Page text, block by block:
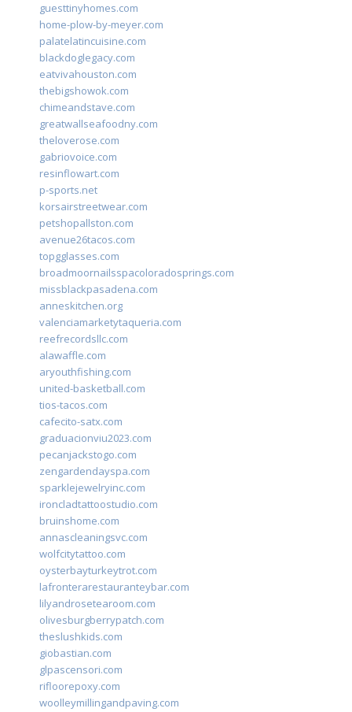
guesttinyhomes.com
home-plow-by-meyer.com
palatelatincuisine.com
blackdoglegacy.com
eatvivahouston.com
thebigshowok.com
chimeandstave.com
greatwallseafoodny.com
theloverose.com
gabriovoice.com
resinflowart.com
p-sports.net
korsairstreetwear.com
petshopallston.com
avenue26tacos.com
topgglasses.com
broadmoornailsspacoloradosprings.com
missblackpasadena.com
anneskitchen.org
valenciamarketytaqueria.com
reefrecordsllc.com
alawaffle.com
aryouthfishing.com
united-basketball.com
tios-tacos.com
cafecito-satx.com
graduacionviu2023.com
pecanjackstogo.com
zengardendayspa.com
sparklejewelryinc.com
ironcladtattoostudio.com
bruinshome.com
annascleaningsvc.com
wolfcitytattoo.com
oysterbayturkeytrot.com
lafronterarestauranteybar.com
lilyandrosetearoom.com
olivesburgberrypatch.com
theslushkids.com
giobastian.com
glpascensori.com
rifloorepoxy.com
woolleymillingandpaving.com